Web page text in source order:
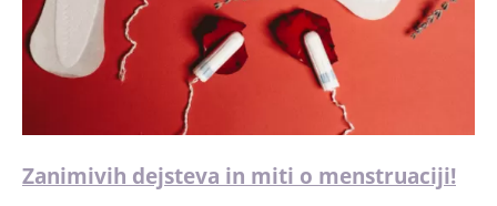
Zanimivih dejsteva in miti o menstruaciji!